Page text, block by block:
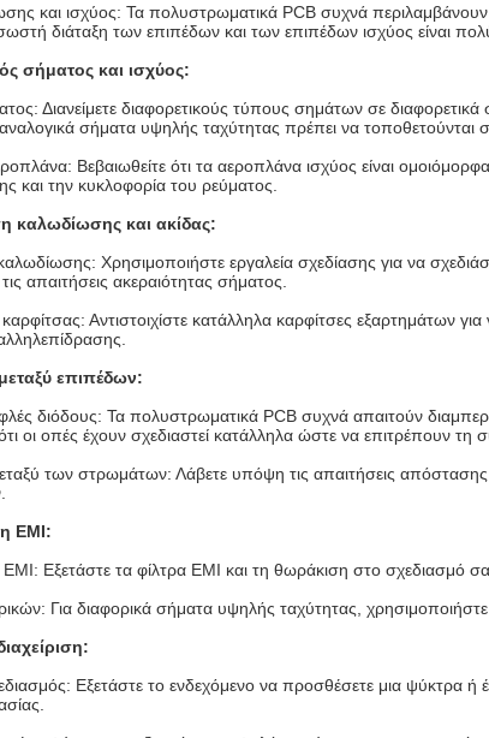
και ισχύος: Τα πολυστρωματικά PCB συχνά
διάταξη των επιπέδων και των επιπέδων ισχύος είναι
σήματος και ισχύος:
Διανείμετε διαφορετικούς τύπους σημάτων σε
σήματα υψηλής ταχύτητας πρέπει να
Βεβαιωθείτε ότι τα αεροπλάνα ισχύος είναι
και την κυκλοφορία του ρεύματος.
καλωδίωσης και ακίδας:
Χρησιμοποιήστε εργαλεία σχεδίασης για να
απαιτήσεις ακεραιότητας σήματος.
καρφίτσας: Αντιστοιχίστε κατάλληλα καρφίτσες εξαρτημάτων
επιπέδων:
διόδους: Τα πολυστρωματικά PCB συχνά απαιτούν
οι οπές έχουν σχεδιαστεί κατάλληλα ώστε να επιτρέπουν τη
των στρωμάτων: Λάβετε υπόψη τις απαιτήσεις
EMI:
Εξετάστε τα φίλτρα EMI και τη θωράκιση στο σχεδιασμό
Για διαφορικά σήματα υψηλής ταχύτητας,
Εξετάστε το ενδεχόμενο να προσθέσετε μια ψύκτρα ή